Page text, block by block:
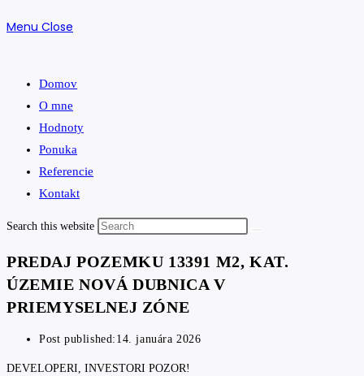
Menu Close
Domov
O mne
Hodnoty
Ponuka
Referencie
Kontakt
Search this website
PREDAJ POZEMKU 13391 M2, KAT.
ÚZEMIE NOVÁ DUBNICA V
PRIEMYSELNEJ ZÓNE
Post published: 14. januára 2026
DEVELOPERI, INVESTORI POZOR!